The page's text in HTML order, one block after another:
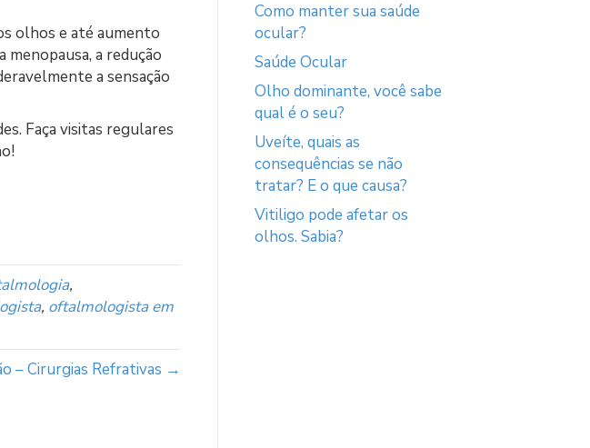
olhos e até aumento
menopausa, a redução
a sensação
Faça visitas regulares
,
, oftalmologista em
– Cirurgias Refrativas →
Como manter sua saúde
ocular?
Saúde Ocular
Olho dominante, você sabe
qual é o seu?
Uveíte, quais as
consequências se não
tratar? E o que causa?
Vitiligo pode afetar os
olhos. Sabia?